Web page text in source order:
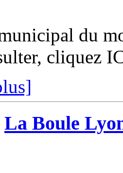
du
cliquez
La Boule